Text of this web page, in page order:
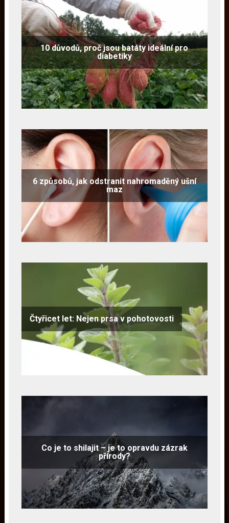
10 důvodů, proč jsou batáty ideální pro
diabetiky
6 způsobů, jak odstranit nahromaděný ušní
maz
Čtyřicet let: Nejen prsa v pohotovosti
Co je to shilajit – je to opravdu zázrak
přírody?